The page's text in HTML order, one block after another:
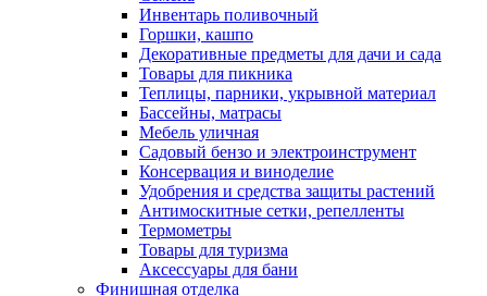
Инвентарь поливочный
Горшки, кашпо
Декоративные предметы для дачи и сада
Товары для пикника
Теплицы, парники, укрывной материал
Бассейны, матрасы
Мебель уличная
Садовый бензо и электроинструмент
Консервация и виноделие
Удобрения и средства защиты растений
Антимоскитные сетки, репелленты
Термометры
Товары для туризма
Аксессуары для бани
Финишная отделка